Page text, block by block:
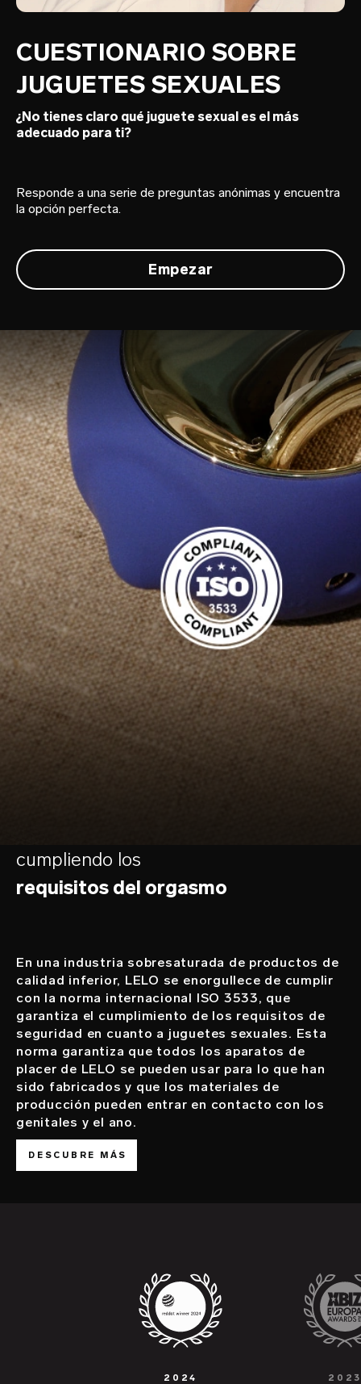
CUESTIONARIO SOBRE
JUGUETES SEXUALES
¿No tienes claro qué juguete sexual es el más
adecuado para ti?
Responde a una serie de preguntas anónimas y encuentra
la opción perfecta.
cumpliendo los
requisitos del orgasmo
En una industria sobresaturada de productos de
calidad inferior, LELO se enorgullece de cumplir
con la norma internacional ISO 3533, que
garantiza el cumplimiento de los requisitos de
seguridad en cuanto a juguetes sexuales. Esta
norma garantiza que todos los aparatos de
placer de LELO se pueden usar para lo que han
sido fabricados y que los materiales de
producción pueden entrar en contacto con los
genitales y el ano.
DESCUBRE MÁS
2024 2023